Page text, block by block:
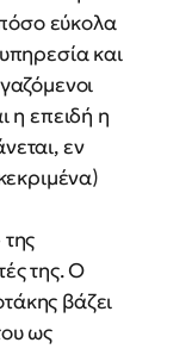
εύκολα
και
η επειδή η
εν
της. Ο
βάζει
ως